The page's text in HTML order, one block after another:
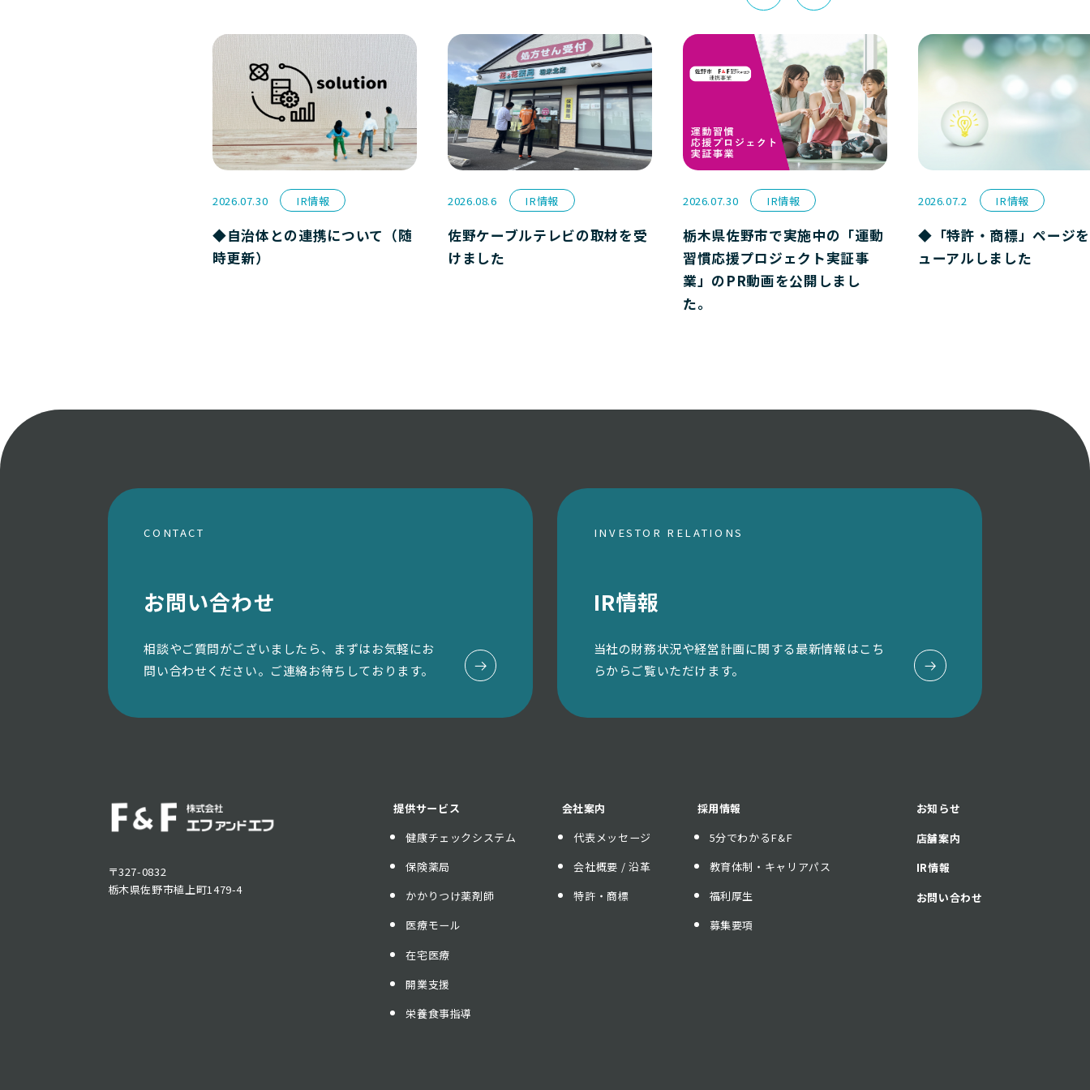
2026.07.30 IR情報
◆自治体との連携について（随
時更新）
2026.08.6 IR情報
佐野ケーブルテレビの取材を受
けました
2026.07.30 IR情報
栃木県佐野市で実施中の「運動
習慣応援プロジェクト実証事
業」のPR動画を公開しまし
た。
2026.07.2 IR情報
◆「特許・商標」ページ
ューアルしました
CONTACT
お問い合わせ
相談やご質問がございましたら、まずはお気軽にお
問い合わせください。ご連絡お待ちしております。
INVESTOR RELATIONS
IR情報
当社の財務状況や経営計画に関する最新情報はこち
らからご覧いただけます。
〒327-0832
栃木県佐野市植上町1479-4
提供サービス
健康チェックシステム
保険薬局
かかりつけ薬剤師
医療モール
在宅医療
開業支援
栄養食事指導
会社案内
代表メッセージ
会社概要 / 沿革
特許・商標
採用情報
5分でわかるF&F
教育体制・キャリアパス
福利厚生
募集要項
お知らせ
店舗案内
IR情報
お問い合わせ